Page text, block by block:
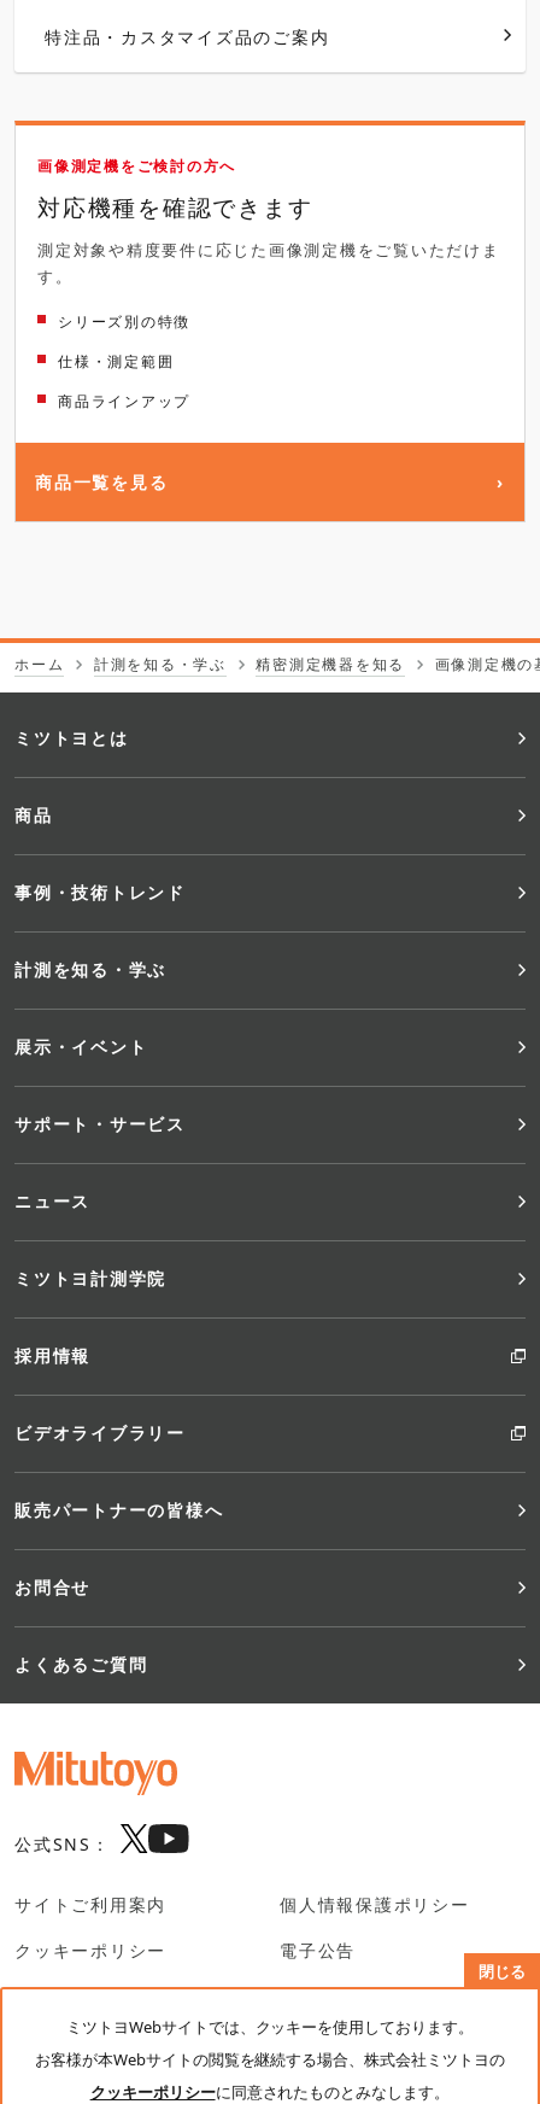
特注品・カスタマイズ品のご案内
画像測定機をご検討の方へ
対応機種を確認できます
測定対象や精度要件に応じた画像測定機をご覧いただけま
す。
シリーズ別の特徴
仕様・測定範囲
商品ラインアップ
商品一覧を見る ›
ホーム 計測を知る・学ぶ 精密測定機器を知る 画像測定機の
フ
ッ
タ
ー
メ
ュ
ー
ミツトヨとは
商品
事例・技術トレンド
計測を知る・学ぶ
展示・イベント
サポート・サービス
ニュース
ミツトヨ計測学院
採用情報
ビデオライブラリー
販売パートナーの皆様へ
お問合せ
よくあるご質問
公式SNS：
サイトご利用案内
個人情報保護ポリシー
クッキーポリシー
電子公告
SNS利用規約
© Mitutoyo Corporation. All rights reserved.
ミツトヨWebサイトでは、クッキーを使用しております。
お客様が本Webサイトの閲覧を継続する場合、株式会社ミツトヨの
クッキーポリシーに同意されたものとみなします。
閉じる